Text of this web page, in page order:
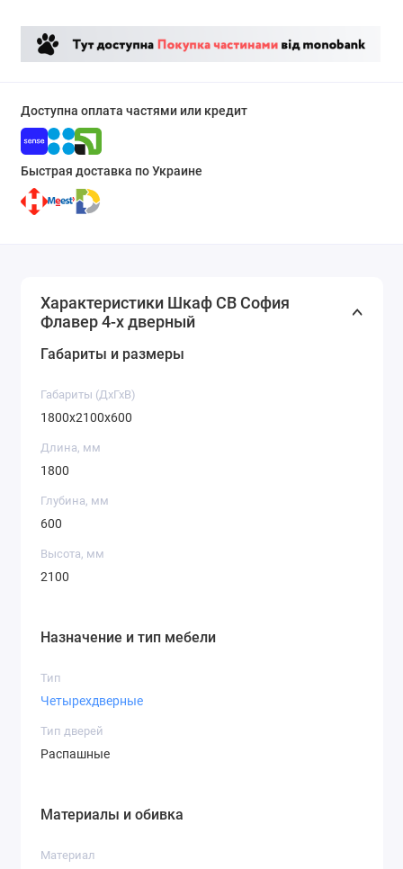
Доступна оплата частями или кредит
Быстрая доставка по Украине
Характеристики Шкаф СВ София
Флавер 4-х дверный
Габариты и размеры
Габариты (ДхГхВ)
1800x2100x600
Длина, мм
1800
Глубина, мм
600
Высота, мм
2100
Назначение и тип мебели
Тип
Четырехдверные
Тип дверей
Распашные
Материалы и обивка
Материал